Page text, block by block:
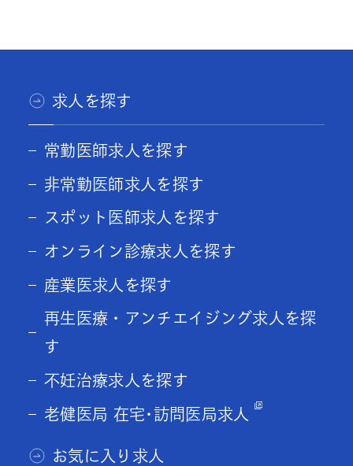
求人を探す
常勤医師求人を探す
非常勤医師求人を探す
スポット医師求人を探す
オンライン診療求人を探す
産業医求人を探す
再生医療・アンチエイジング求人を探
す
不妊治療求人を探す
老健医局 在宅･訪問医局求人
お気に入り求人